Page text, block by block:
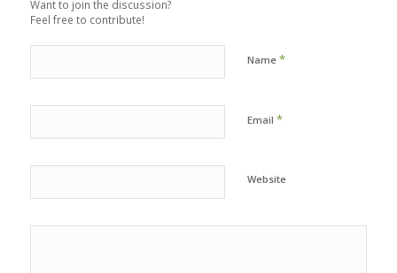
Want to join the discussion?
Feel free to contribute!
Name *
Email *
Website